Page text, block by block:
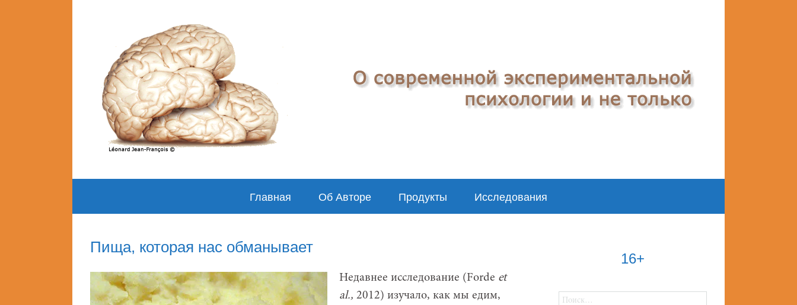
Главная Об Авторе Продукты Исследования
Пища, которая нас обманывает
Недавнее исследование (Forde et
al., 2012) изучало, как мы едим,
16+
Найти: